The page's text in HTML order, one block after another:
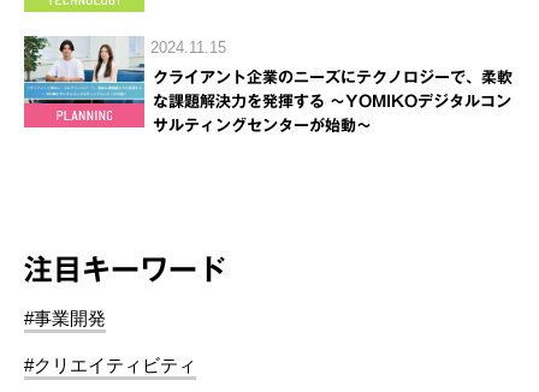
2024.11.15
クライアント企業のニーズにテクノロジーで、柔軟
な課題解決力を発揮する ～YOMIKOデジタルコン
サルティングセンターが始動～
注目キーワード
#事業開発
#クリエイティビティ